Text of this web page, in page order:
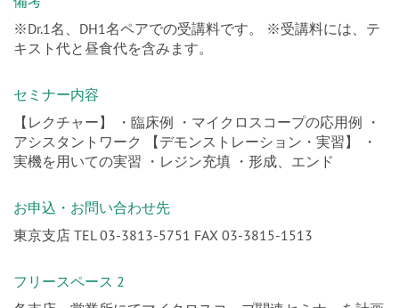
備考
※Dr.1名、DH1名ペアでの受講料です。 ※受講料には、テ
キスト代と昼食代を含みます。
セミナー内容
【レクチャー】 ・臨床例 ・マイクロスコープの応用例 ・
アシスタントワーク 【デモンストレーション・実習】 ・
実機を用いての実習 ・レジン充填 ・形成、エンド
お申込・お問い合わせ先
東京支店 TEL 03-3813-5751 FAX 03-3815-1513
フリースペース 2